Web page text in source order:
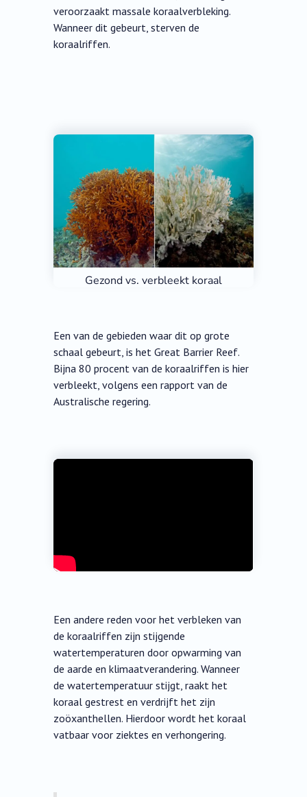
veroorzaakt massale koraalverbleking.
Wanneer dit gebeurt, sterven de
koraalriffen.
Gezond vs. verbleekt koraal
Een van de gebieden waar dit op grote
schaal gebeurt, is het Great Barrier Reef.
Bijna 80 procent van de koraalriffen is hier
verbleekt, volgens een rapport van de
Australische regering.
Een andere reden voor het verbleken van
de koraalriffen zijn stijgende
watertemperaturen door opwarming van
de aarde en klimaatverandering. Wanneer
de watertemperatuur stijgt, raakt het
koraal gestrest en verdrijft het zijn
zoöxanthellen. Hierdoor wordt het koraal
vatbaar voor ziektes en verhongering.